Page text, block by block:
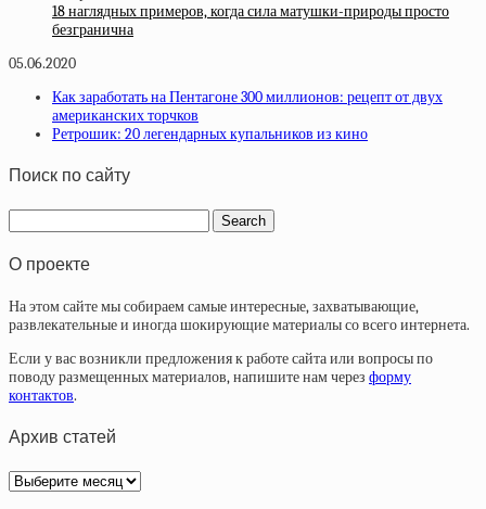
18 наглядных примеров, когда сила матушки-природы просто
безгранична
05.06.2020
Как заработать на Пентагоне 300 миллионов: рецепт от двух
американских торчков
Ретрошик: 20 легендарных купальников из кино
Поиск по сайту
О проекте
На этом сайте мы собираем самые интересные, захватывающие,
развлекательные и иногда шокирующие материалы со всего интернета.
Если у вас возникли предложения к работе сайта или вопросы по
поводу размещенных материалов, напишите нам через форму
контактов.
Архив статей
Архив
статей